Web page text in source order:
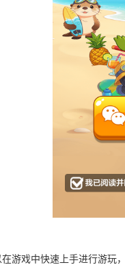
游戏中快速上手进行游玩